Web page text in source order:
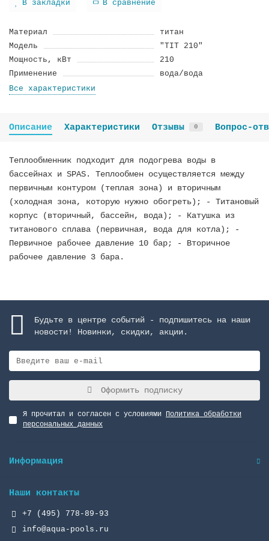
В закладки В сравнение
Материал
титан
Модель
"TIT 210"
Мощность, кВт
210
Применение
вода/вода
Все характеристики
Описание Характеристики Отзывы 0 Вопрос-
Теплообменник подходит для подогрева воды в
бассейнах и SPAS. Теплообмен осуществляется между
первичным контуром (теплая зона) и вторичным
(холодная зона, которую нужно обогреть); - Титановый
корпус (вторичный, бассейн, вода); - Катушка из
титанового сплава (первичная, вода для котла); -
Первичное рабочее давление 10 бар; - Вторичное
рабочее давление 3 бара.
Будьте в центре событий - подпишитесь на наши
новости! Новинки, скидки, акции.
Оформить подписку
Я прочитал и согласен с условиями Политика обработки
персональных данных
Информация
Наши контакты
+7 (495) 778-89-93
info@aqua-pools.ru